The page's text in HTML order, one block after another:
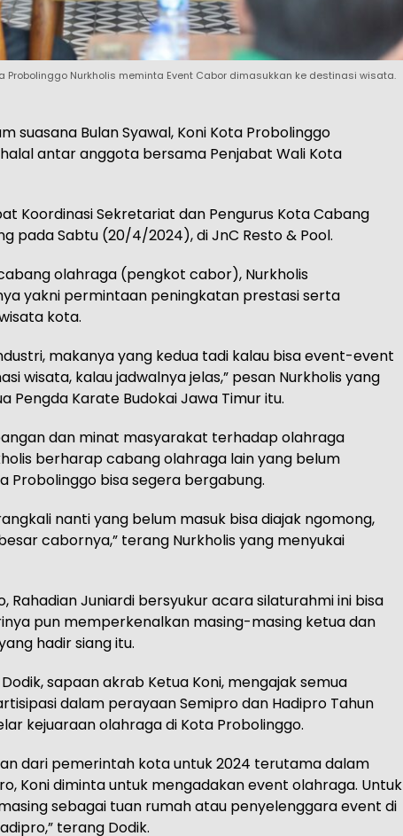
Probolinggo Nurkholis meminta Event Cabor dimasukkan ke destinasi wisata.
suasana Bulan Syawal, Koni Kota Probolinggo
antar anggota bersama Penjabat Wali Kota
Koordinasi Sekretariat dan Pengurus Kota Cabang
pada Sabtu (20/4/2024), di JnC Resto & Pool.
olahraga (pengkot cabor), Nurkholis
yakni permintaan peningkatan prestasi serta
kota.
makanya yang kedua tadi kalau bisa event-event
wisata, kalau jadwalnya jelas,” pesan Nurkholis yang
Pengda Karate Budokai Jawa Timur itu.
dan minat masyarakat terhadap olahraga
berharap cabang olahraga lain yang belum
Probolinggo bisa segera bergabung.
nanti yang belum masuk bisa diajak ngomong,
cabornya,” terang Nurkholis yang menyukai
Rahadian Juniardi bersyukur acara silaturahmi ini bisa
pun memperkenalkan masing-masing ketua dan
hadir siang itu.
sapaan akrab Ketua Koni, mengajak semua
dalam perayaan Semipro dan Hadipro Tahun
kejuaraan olahraga di Kota Probolinggo.
dari pemerintah kota untuk 2024 terutama dalam
Koni diminta untuk mengadakan event olahraga. Untuk
sebagai tuan rumah atau penyelenggara event di
terang Dodik.